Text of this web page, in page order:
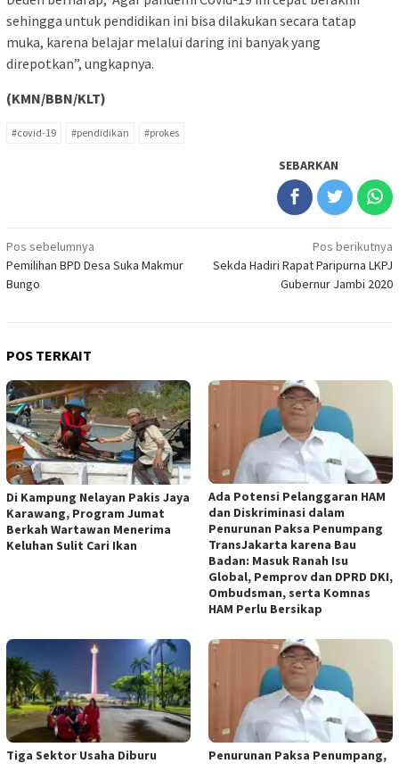
sehingga untuk pendidikan ini bisa dilakukan secara tatap
muka, karena belajar melalui daring ini banyak yang
direpotkan”, ungkapnya.
(KMN/BBN/KLT)
#covid-19 #pendidikan #prokes
SEBARKAN
Navigasi
pos
Pos sebelumnya
Pemilihan BPD Desa Suka Makmur
Bungo
Pos berikutnya
Sekda Hadiri Rapat Paripurna LKPJ
Gubernur Jambi 2020
POS TERKAIT
Di Kampung Nelayan Pakis Jaya
Karawang, Program Jumat
Berkah Wartawan Menerima
Keluhan Sulit Cari Ikan
Ada Potensi Pelanggaran HAM
dan Diskriminasi dalam
Penurunan Paksa Penumpang
TransJakarta karena Bau
Badan: Masuk Ranah Isu
Global, Pemprov dan DPRD DKI,
Ombudsman, serta Komnas
HAM Perlu Bersikap
Tiga Sektor Usaha Diburu
Penurunan Paksa Penumpang,